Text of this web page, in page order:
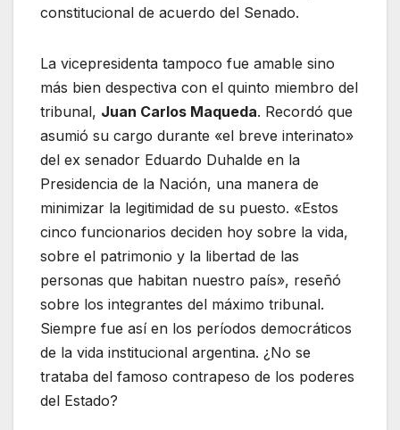
constitucional de acuerdo del Senado.
La vicepresidenta tampoco fue amable sino
más bien despectiva con el quinto miembro del
tribunal, Juan Carlos Maqueda. Recordó que
asumió su cargo durante «el breve interinato»
del ex senador Eduardo Duhalde en la
Presidencia de la Nación, una manera de
minimizar la legitimidad de su puesto. «Estos
cinco funcionarios deciden hoy sobre la vida,
sobre el patrimonio y la libertad de las
personas que habitan nuestro país», reseñó
sobre los integrantes del máximo tribunal.
Siempre fue así en los períodos democráticos
de la vida institucional argentina. ¿No se
trataba del famoso contrapeso de los poderes
del Estado?